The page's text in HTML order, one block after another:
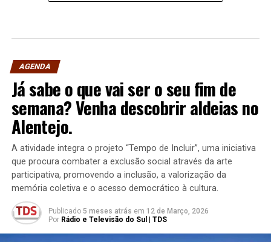
AGENDA
Já sabe o que vai ser o seu fim de
semana? Venha descobrir aldeias no
Alentejo.
A atividade integra o projeto “Tempo de Incluir”, uma iniciativa
que procura combater a exclusão social através da arte
participativa, promovendo a inclusão, a valorização da
memória coletiva e o acesso democrático à cultura.
Publicado 5 meses atrás em 12 de Março, 2026
Por Rádio e Televisão do Sul | TDS